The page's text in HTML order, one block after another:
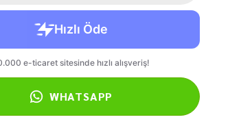
WHATSAPP